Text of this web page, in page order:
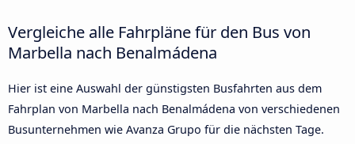
Vergleiche alle Fahrpläne für den Bus von
Marbella nach Benalmádena
Hier ist eine Auswahl der günstigsten Busfahrten aus dem
Fahrplan von Marbella nach Benalmádena von verschiedenen
Busunternehmen wie Avanza Grupo für die nächsten Tage.